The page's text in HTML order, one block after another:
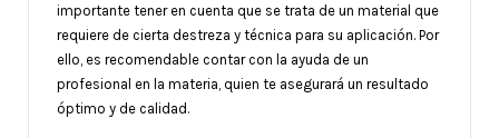
importante tener en cuenta que se trata de un material que
requiere de cierta destreza y técnica para su aplicación. Por
ello, es recomendable contar con la ayuda de un
profesional en la materia, quien te asegurará un resultado
óptimo y de calidad.